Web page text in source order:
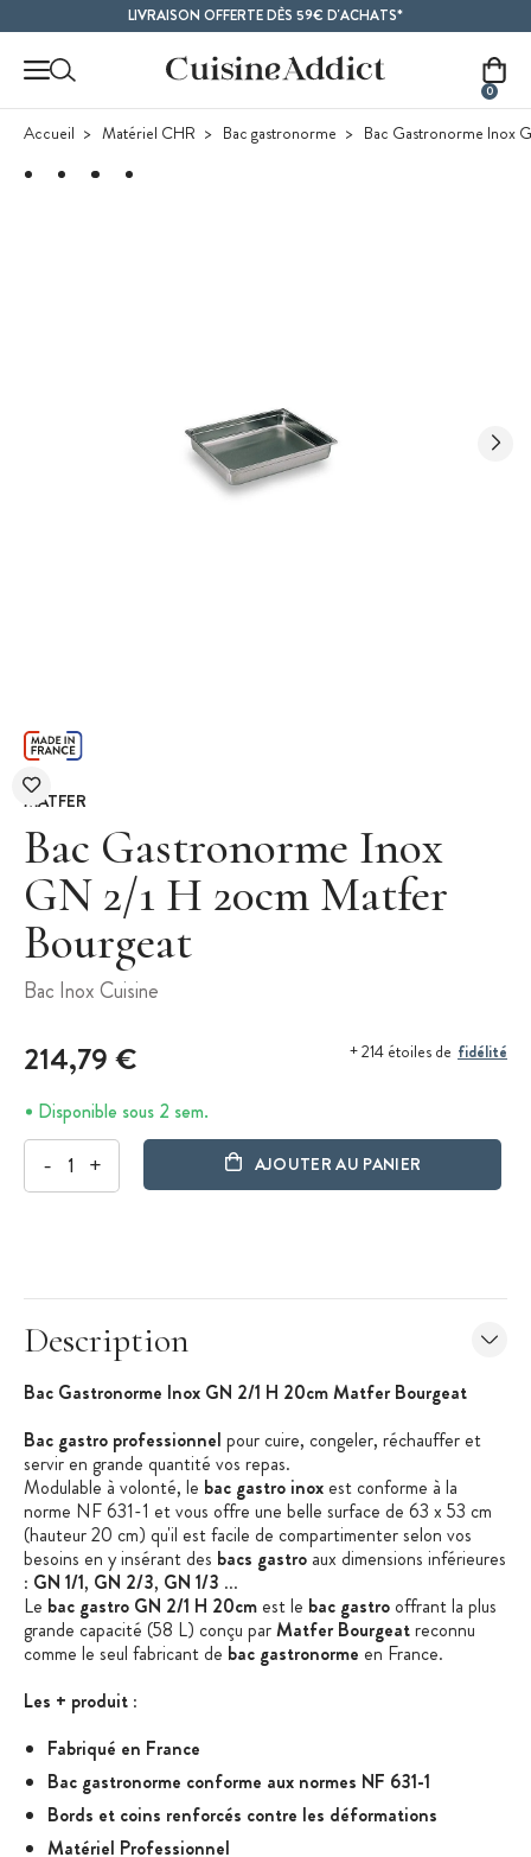
LIVRAISON OFFERTE DÈS 59€ D'ACHATS*
0
Accueil Matériel CHR Bac gastronorme Bac Gastronorme Inox
MATFER
Bac Gastronorme Inox
GN 2/1 H 20cm Matfer
Bourgeat
Bac Inox Cuisine
214,79 € + 214 étoiles de fidélité
Disponible sous 2 sem.
- + AJOUTER AU PANIER
Description
Bac Gastronorme Inox GN 2/1 H 20cm Matfer Bourgeat
Bac gastro professionnel pour cuire, congeler, réchauffer et
servir en grande quantité vos repas.
Modulable à volonté, le bac gastro inox est conforme à la
norme NF 631-1 et vous offre une belle surface de 63 x 53 cm
(hauteur 20 cm) qu'il est facile de compartimenter selon vos
besoins en y insérant des bacs gastro aux dimensions inférieures
: GN 1/1, GN 2/3, GN 1/3 ...
Le bac gastro GN 2/1 H 20cm est le bac gastro offrant la plus
grande capacité (58 L) conçu parMatfer Bourgeatreconnu
comme le seul fabricant de bac gastronorme en France.
Les + produit :
Fabriqué en France
Bac gastronorme conforme aux normes NF 631-1
Bords et coins renforcés contre les déformations
Matériel Professionnel